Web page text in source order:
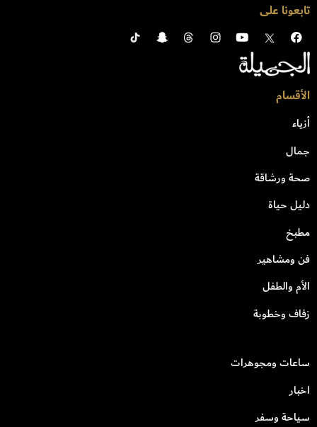
تابعونا على
الأقسام
أزياء
جمال
صحة ورشاقة
دليل حياة
مطبخ
فن ومشاهير
الأم والطفل
زفاف وخطوبة
ساعات ومجوهرات
اخبار
سياحة وسفر